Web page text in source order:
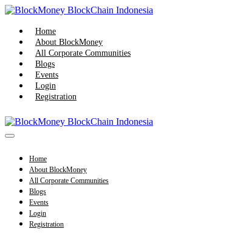
Skip
content
Home
About BlockMoney
All Corporate Communities
Blogs
Events
Login
Registration
Menu
Home
About BlockMoney
All Corporate Communities
Blogs
Events
Login
Registration